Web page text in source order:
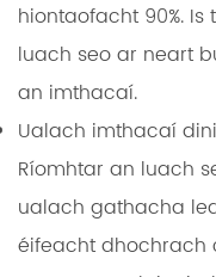
hiontaofacht 90%.
luach seo ar neart
an imthacaí.
Ualach imthacaí
Ríomhtar an luach
ualach gathacha
éifeacht